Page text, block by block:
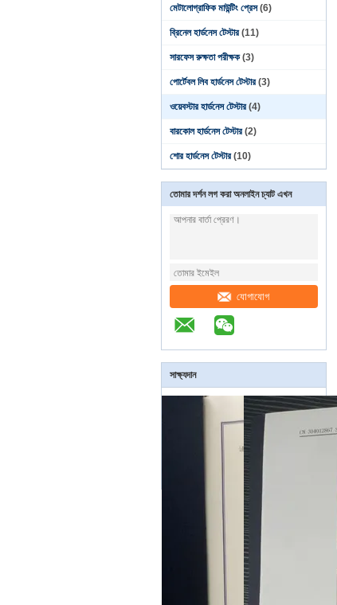
মেটালোগ্রাফিক মাউন্টিং প্রেস (6)
ব্রিনেল হার্ডনেস টেস্টার (11)
সারফেস রুক্ষতা পরীক্ষক (3)
পোর্টেবল লিব হার্ডনেস টেস্টার (3)
ওয়েবস্টার হার্ডনেস টেস্টার (4)
বারকোল হার্ডনেস টেস্টার (2)
শোর হার্ডনেস টেস্টার (10)
তোমার দর্শন লগ করা অনলাইন চ্যাট এখন
যোগাযোগ
সাক্ষ্যদান